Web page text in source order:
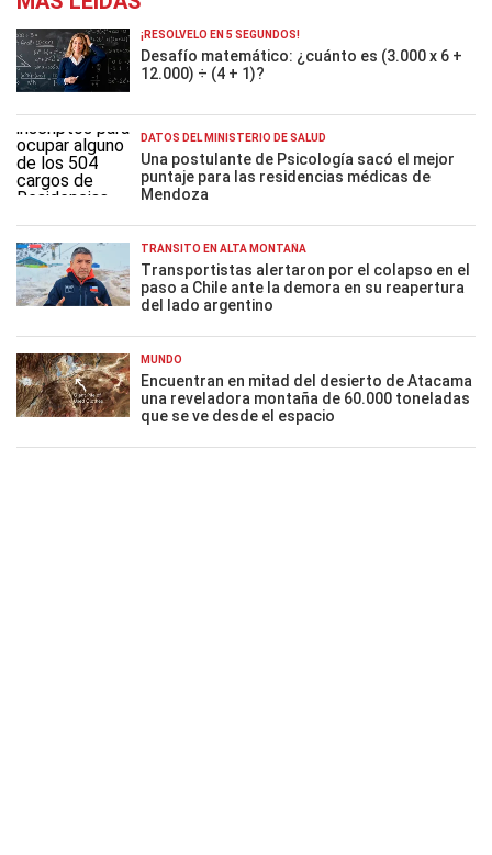
¡RESOLVELO EN 5 SEGUNDOS!
Desafío matemático: ¿cuánto es (3.000 x 6 +
12.000) ÷ (4 + 1)?
DATOS DEL MINISTERIO DE SALUD
Una postulante de Psicología sacó el mejor
puntaje para las residencias médicas de
Mendoza
TRÁNSITO EN ALTA MONTAÑA
Transportistas alertaron por el colapso en el
paso a Chile ante la demora en su reapertura
del lado argentino
MUNDO
Encuentran en mitad del desierto de Atacama
una reveladora montaña de 60.000 toneladas
que se ve desde el espacio